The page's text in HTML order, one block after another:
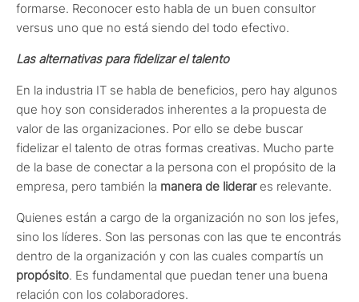
formarse. Reconocer esto habla de un buen consultor
versus uno que no está siendo del todo efectivo.
Las alternativas para fidelizar el talento
En la industria IT se habla de beneficios, pero hay algunos
que hoy son considerados inherentes a la propuesta de
valor de las organizaciones. Por ello se debe buscar
fidelizar el talento de otras formas creativas. Mucho parte
de la base de conectar a la persona con el propósito de la
empresa, pero también la manera de liderares relevante.
Quienes están a cargo de la organización no son los jefes,
sino los líderes. Son las personas con las que te encontrás
dentro de la organización y con las cuales compartís un
propósito. Es fundamental que puedan tener una buena
relación con los colaboradores.